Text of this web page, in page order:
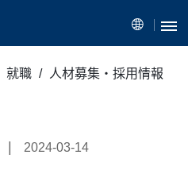
就職 人材募集・採用情報
2024-03-14